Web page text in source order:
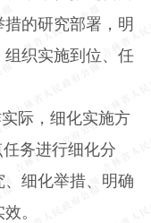
的研究部署，明
织实施到位、任
际，细化实施方
务进行细化分
细化举措、明确
。